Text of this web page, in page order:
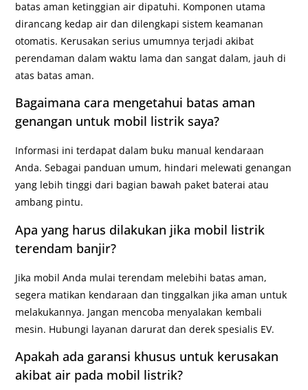
batas aman ketinggian air dipatuhi. Komponen utama
dirancang kedap air dan dilengkapi sistem keamanan
otomatis. Kerusakan serius umumnya terjadi akibat
perendaman dalam waktu lama dan sangat dalam, jauh di
atas batas aman.
Bagaimana cara mengetahui batas aman
genangan untuk mobil listrik saya?
Informasi ini terdapat dalam buku manual kendaraan
Anda. Sebagai panduan umum, hindari melewati genangan
yang lebih tinggi dari bagian bawah paket baterai atau
ambang pintu.
Apa yang harus dilakukan jika mobil listrik
terendam banjir?
Jika mobil Anda mulai terendam melebihi batas aman,
segera matikan kendaraan dan tinggalkan jika aman untuk
melakukannya. Jangan mencoba menyalakan kembali
mesin. Hubungi layanan darurat dan derek spesialis EV.
Apakah ada garansi khusus untuk kerusakan
akibat air pada mobil listrik?